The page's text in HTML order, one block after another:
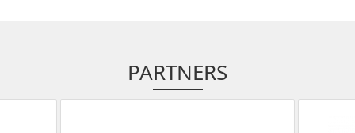
PARTNERS